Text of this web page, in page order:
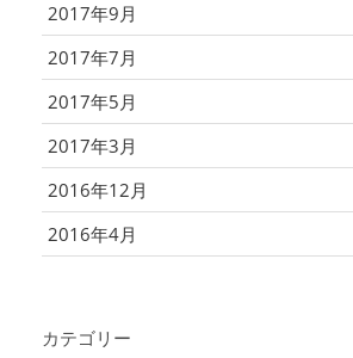
2017年9月
2017年7月
2017年5月
2017年3月
2016年12月
2016年4月
カテゴリー